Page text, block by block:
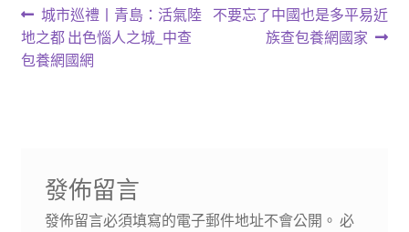
文
章
上
一
篇
城市巡禮丨青島：活氣陸
地之都 出色惱人之城_中查
包養網國網
下
不要忘了中國也是多平易近
族查包養網國家
發佈留言
發佈留言必須填寫的電子郵件地址不會公開。 必